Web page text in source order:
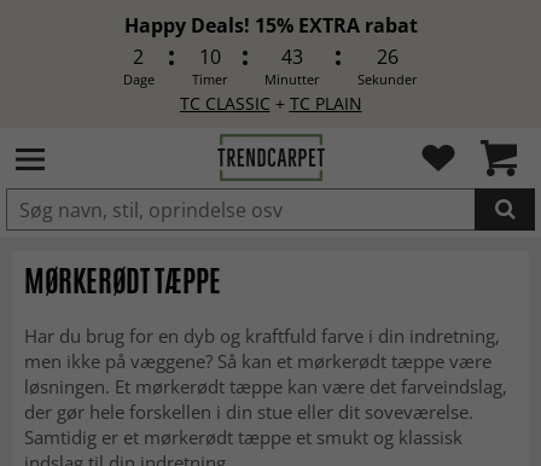
Happy Deals! 15% EXTRA rabat
2
Dage
10
Timer
43
Minutter
24
Sekunder
TC CLASSIC + TC PLAIN
LAGT I INDKØBSKURVEN.
MØRKERØDT TÆPPE
Har du brug for en dyb og kraftfuld farve i din indretning,
men ikke på væggene? Så kan et mørkerødt tæppe være
løsningen. Et mørkerødt tæppe kan være det farveindslag,
der gør hele forskellen i din stue eller dit soveværelse.
Samtidig er et mørkerødt tæppe et smukt og klassisk